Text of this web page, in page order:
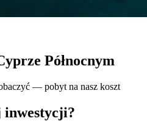
Północnym
— pobyt na nasz koszt
inwestycji?